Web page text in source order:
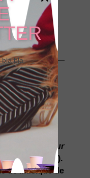
films de
la tendresse
et Pascale
…) mais
Le Ny (
(
Le coeur
(Voir le jour
…).
de Musique de
bla bla